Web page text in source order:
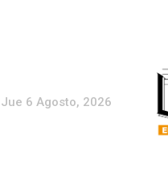
Jue 6 Agosto, 2026